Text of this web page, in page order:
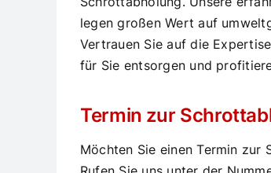
legen großen Wert auf
Vertrauen Sie auf die
für Sie entsorgen und
Termin zur
Möchten Sie einen Termin zur